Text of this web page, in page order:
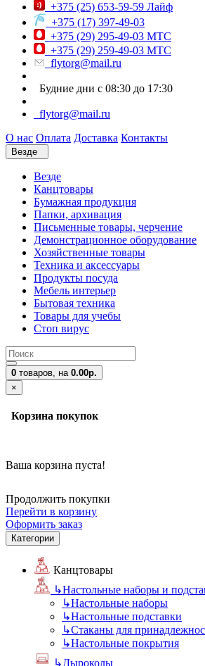
+375 (25) 653-59-59 Лайф
+375 (17) 397-49-03
+375 (29) 295-49-03 МТС
+375 (29) 259-49-03 МТС
flytorg@mail.ru
Будние дни с 08:30 до 17:30
flytorg@mail.ru
О нас Оплата Доставка Контакты
Везде
Везде
Канцтовары
Бумажная продукция
Папки, архивация
Письменные товары, черчение
Демонстрационное оборудование
Хозяйственные товары
Техника и аксессуары
Продукты посуда
Мебель интерьер
Бытовая техника
Товары для учебы
Стоп вирус
0 товаров, на 0.00р.
×
Корзина покупок
Ваша корзина пуста!
Продолжить покупки
Перейти в корзину
Оформить заказ
Категории
Канцтовары
↳Настольные наборы и
↳Настольные наборы
↳Настольные подставки
↳Стаканы для
↳Настольные покрытия
↳Дыроколы